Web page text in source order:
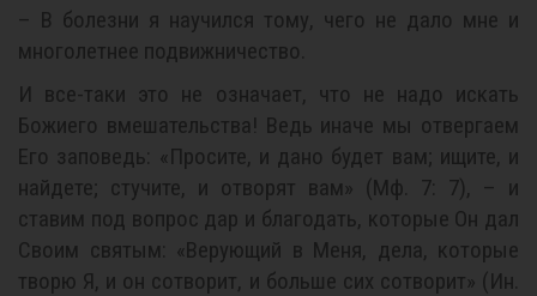
– В болезни я научился тому, чего не дало мне и
многолетнее подвижничество.
И все-таки это не означает, что не надо искать
Божиего вмешательства! Ведь иначе мы отвергаем
Его заповедь: «Просите, и дано будет вам; ищите, и
найдете; стучите, и отворят вам» (Мф. 7: 7), – и
ставим под вопрос дар и благодать, которые Он дал
Своим святым: «Верующий в Меня, дела, которые
творю Я, и он сотворит, и больше сих сотворит» (Ин.